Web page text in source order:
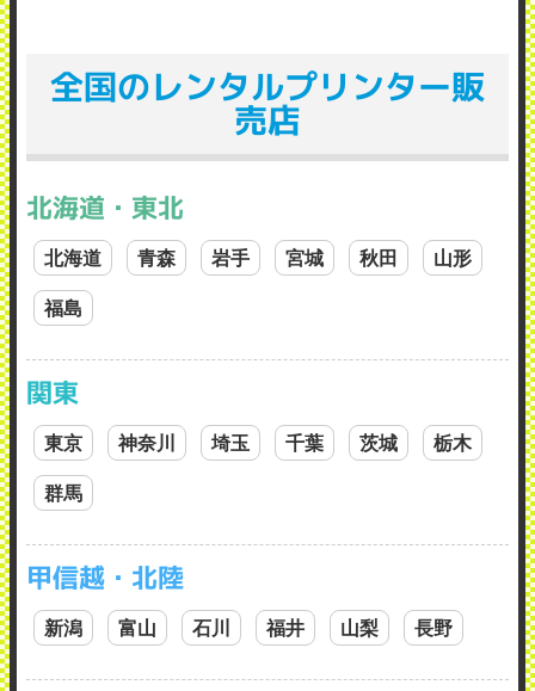
全国のレンタルプリンター販
売店
北海道・東北
北海道 青森 岩手 宮城 秋田 山形
福島
関東
東京 神奈川 埼玉 千葉 茨城 栃木
群馬
甲信越・北陸
新潟 富山 石川 福井 山梨 長野